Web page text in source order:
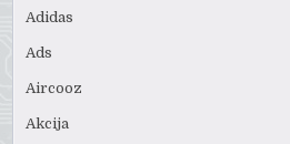
Adidas
Ads
Aircooz
Akcija